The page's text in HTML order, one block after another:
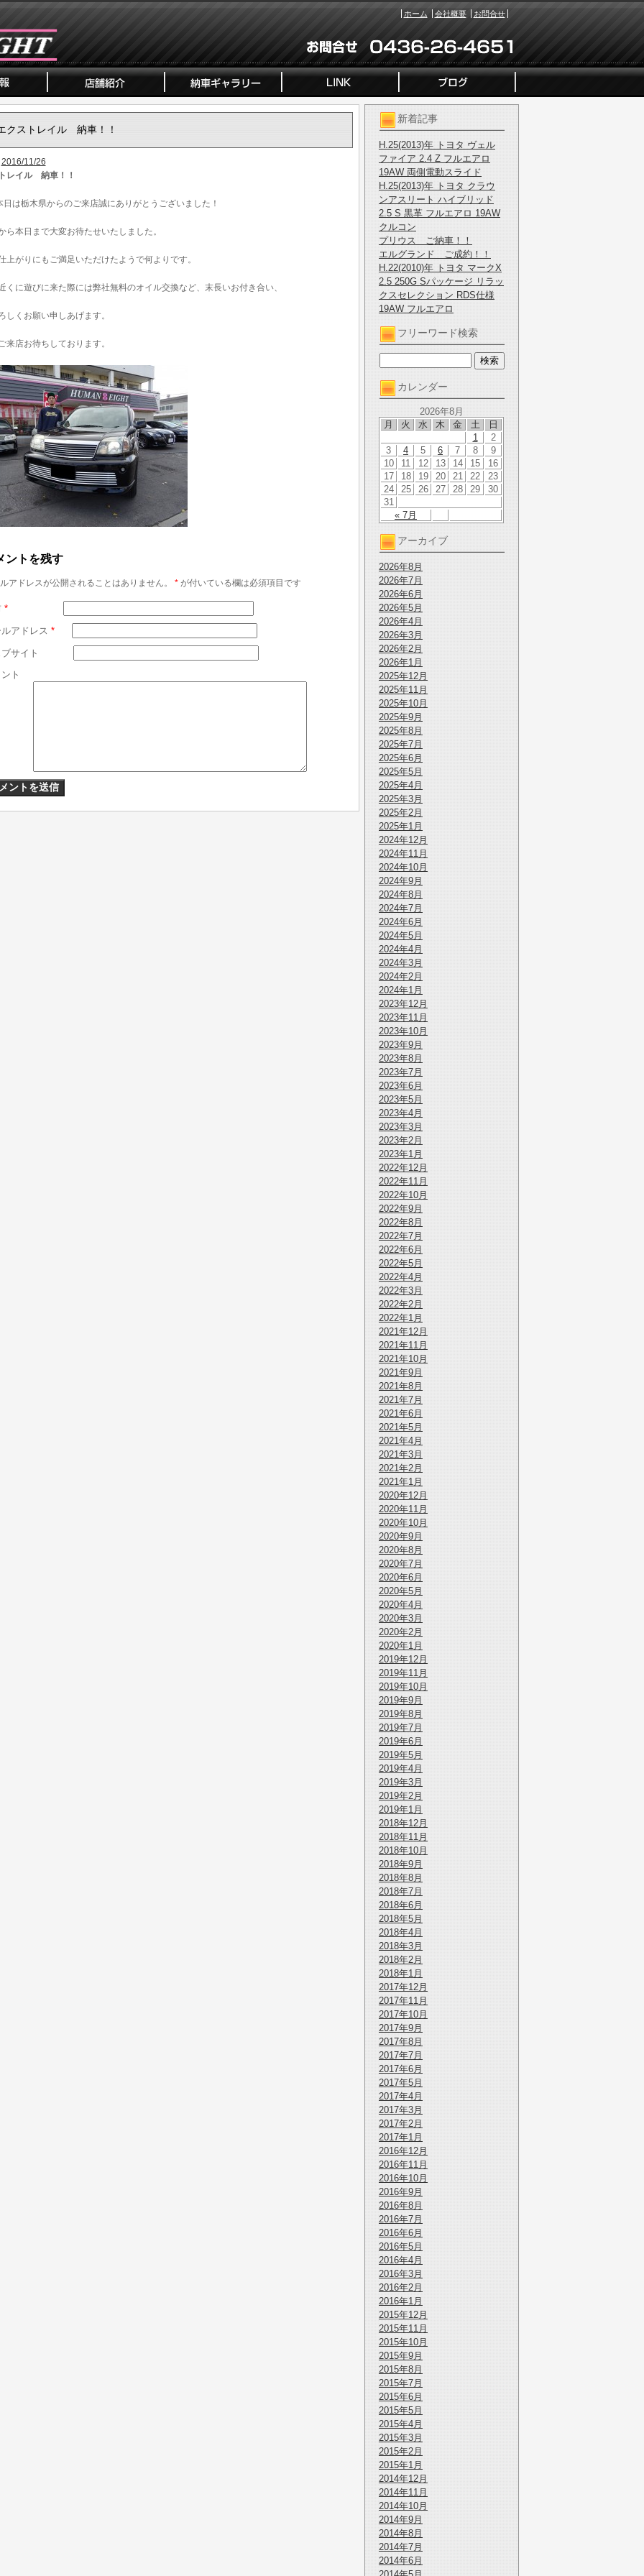
ホーム 会社概要 お問合せ
新着記事
H.25(2013)年 トヨタ ヴェル
ファイア 2.4 Z フルエアロ
19AW 両側電動スライド
H.25(2013)年 トヨタ クラウ
ンアスリート ハイブリッド
2.5 S 黒革 フルエアロ 19AW
クルコン
プリウス ご納車！！
エルグランド ご成約！！
H.22(2010)年 トヨタ マークX
2.5 250G Sパッケージ リラッ
クスセレクション RDS仕様
19AW フルエアロ
フリーワード検索
カレンダー
2026年8月
月
火 水 木 金 土 日
« 7月
1
2
3
4 5 6 7 8
9
10
11 12 13 14 15
16
17
18 19 20 21 22
23
24
25 26 27 28 29
30
31
アーカイブ
2026年8月
2026年7月
2026年6月
2026年5月
2026年4月
2026年3月
2026年2月
2026年1月
2025年12月
2025年11月
2025年10月
2025年9月
2025年8月
2025年7月
2025年6月
2025年5月
2025年4月
2025年3月
2025年2月
2025年1月
2024年12月
2024年11月
2024年10月
2024年9月
2024年8月
2024年7月
2024年6月
2024年5月
2024年4月
2024年3月
2024年2月
2024年1月
2023年12月
2023年11月
2023年10月
2023年9月
2023年8月
2023年7月
2023年6月
2023年5月
2023年4月
2023年3月
2023年2月
2023年1月
2022年12月
2022年11月
2022年10月
2022年9月
2022年8月
2022年7月
2022年6月
2022年5月
2022年4月
2022年3月
2022年2月
2022年1月
2021年12月
2021年11月
2021年10月
2021年9月
2021年8月
2021年7月
2021年6月
2021年5月
2021年4月
2021年3月
2021年2月
2021年1月
2020年12月
2020年11月
2020年10月
2020年9月
2020年8月
2020年7月
2020年6月
2020年5月
2020年4月
2020年3月
2020年2月
2020年1月
2019年12月
2019年11月
2019年10月
2019年9月
2019年8月
2019年7月
2019年6月
2019年5月
2019年4月
2019年3月
2019年2月
2019年1月
2018年12月
2018年11月
2018年10月
2018年9月
2018年8月
2018年7月
2018年6月
2018年5月
2018年4月
2018年3月
2018年2月
2018年1月
2017年12月
2017年11月
2017年10月
2017年9月
2017年8月
2017年7月
2017年6月
2017年5月
2017年4月
2017年3月
2017年2月
2017年1月
2016年12月
2016年11月
2016年10月
2016年9月
2016年8月
2016年7月
2016年6月
2016年5月
2016年4月
2016年3月
2016年2月
2016年1月
2015年12月
2015年11月
2015年10月
2015年9月
2015年8月
2015年7月
2015年6月
2015年5月
2015年4月
2015年3月
2015年2月
2015年1月
2014年12月
2014年11月
2014年10月
2014年9月
2014年8月
2014年7月
2014年6月
クストレイル 納車！！
2016/11/26
レイル 納車！！
日は栃木県からのご来店誠にありがとうございました！
ら本日まで大変お待たせいたしました。
上がりにもご満足いただけたようで何よりです。
くに遊びに来た際には弊社無料のオイル交換など、末長いお付き合い、
しくお願い申しあげます。
来店お待ちしております。
ントを残す
アドレスが公開されることはありません。 *が付いている欄は必須項目です
*
アドレス *
サイト
ト